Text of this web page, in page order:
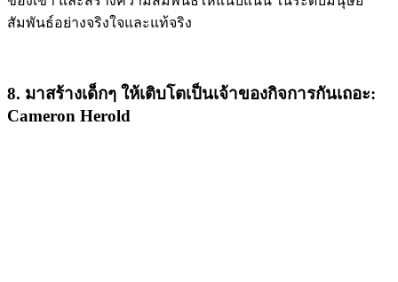
สัมพันธ์อย่างจริงใจและแท้จริง
8. มาสร้างเด็กๆ ให้เติบโตเป็นเจ้าของกิจการกันเถอะ:
Cameron Herold